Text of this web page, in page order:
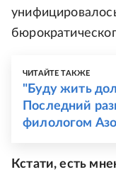
ЧИТАЙТЕ ТАКЖЕ
"Буду жить
Последний
филологом
Кстати, есть